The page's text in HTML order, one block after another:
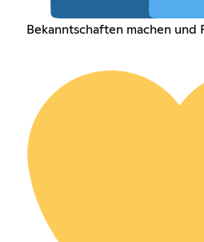
Bekanntschaften machen und